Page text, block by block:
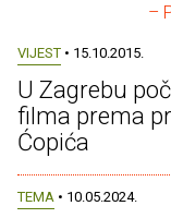
–
VIJEST • 15.10.2015.
U Zagrebu
filma prema
Ćopića
TEMA • 10.05.2024.